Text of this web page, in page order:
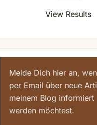
View Results
Melde Dich hier an,
per Email über neue
meinem Blog informiert
werden möchtest.